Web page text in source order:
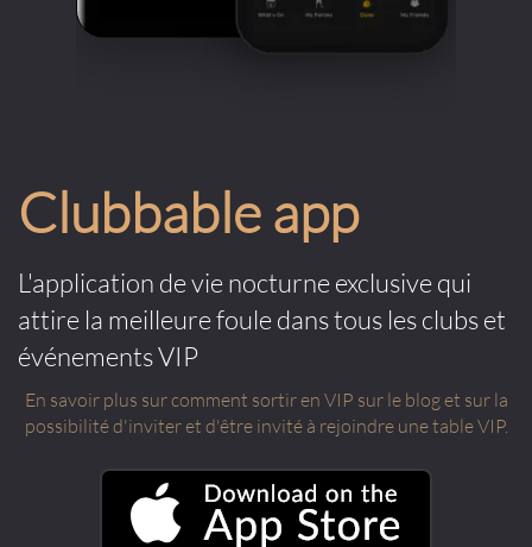
Clubbable app
L'application de vie nocturne exclusive qui
attire la meilleure foule dans tous les clubs et
événements VIP
En savoir plus sur comment sortir en VIP sur le blog et sur la
possibilité d'inviter et d'être invité à rejoindre une table VIP.